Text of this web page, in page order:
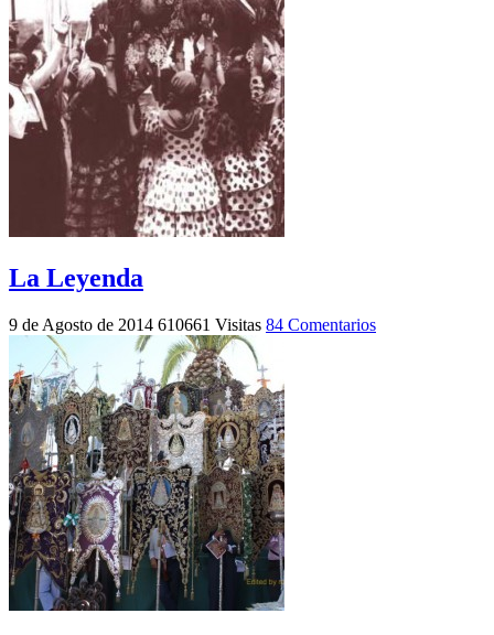
La Leyenda
9 de Agosto de 2014 610661 Visitas 84 Comentarios